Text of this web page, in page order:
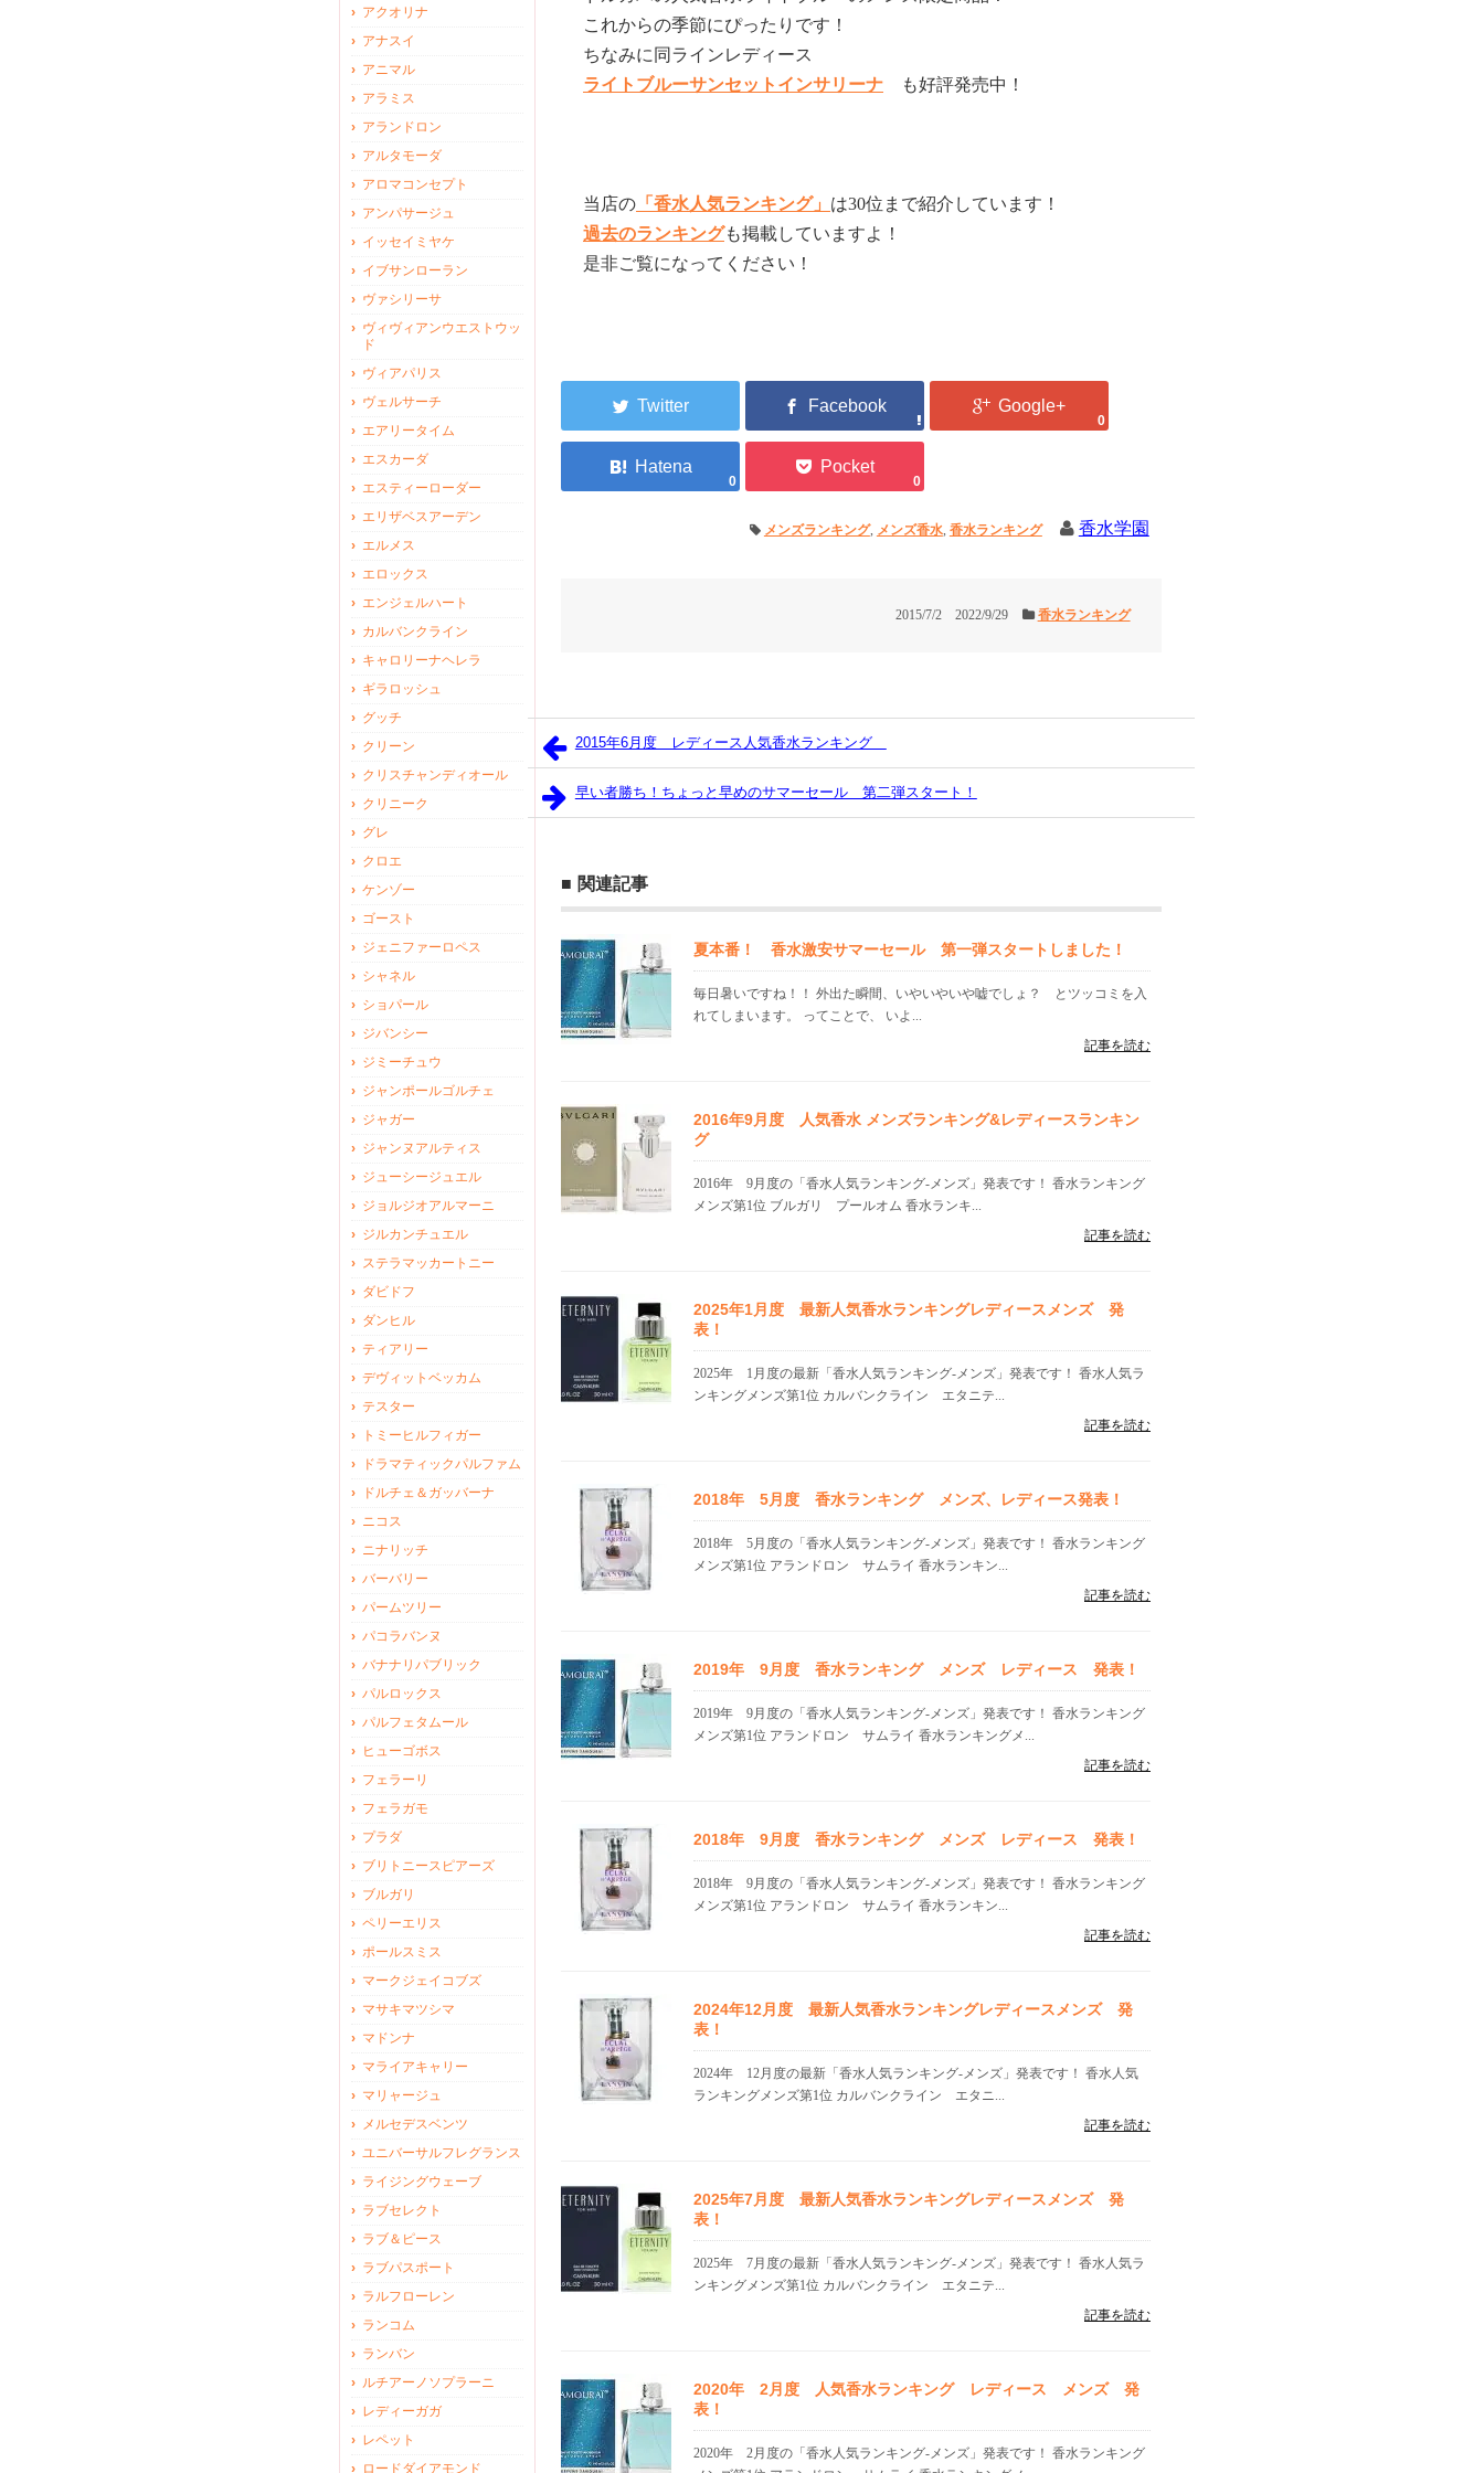
これからの季節にぴったりです！
ちなみに同ラインレディース
ライトブルーサンセットインサリーナ も好評発売中！
当店の 「香水人気ランキング」 は30位まで紹介しています！
過去のランキングも掲載していますよ！
是非ご覧になってください！
0
0 0
メンズランキング, メンズ香水, 香水ランキング 香水学園
2015/7/2 2022/9/29 香水ランキング
2015年6月度 レディース人気香水ランキング
早い者勝ち！ちょっと早めのサマーセール 第二弾スタート！
関連記事
夏本番！ 香水激安サマーセール 第一弾スタートしました！
毎日暑いですね！！ 外出た瞬間、いやいやいや嘘でしょ？ とツッコミを入
れてしまいます。 ってことで、 いよ...
記事を読む
2016年9月度 人気香水 メンズランキング&レディースランキン
グ
2016年 9月度の「香水人気ランキング-メンズ」発表です！ 香水ランキング
メンズ第1位 ブルガリ プールオム 香水ランキ...
記事を読む
2025年1月度 最新人気香水ランキングレディースメンズ 発
表！
2025年 1月度の最新「香水人気ランキング-メンズ」発表です！ 香水人気ラ
ンキングメンズ第1位 カルバンクライン エタニテ...
記事を読む
2018年 5月度 香水ランキング メンズ、レディース発表！
2018年 5月度の「香水人気ランキング-メンズ」発表です！ 香水ランキング
メンズ第1位 アランドロン サムライ 香水ランキン...
記事を読む
2019年 9月度 香水ランキング メンズ レディース 発表！
2019年 9月度の「香水人気ランキング-メンズ」発表です！ 香水ランキング
メンズ第1位 アランドロン サムライ 香水ランキングメ...
記事を読む
2018年 9月度 香水ランキング メンズ レディース 発表！
2018年 9月度の「香水人気ランキング-メンズ」発表です！ 香水ランキング
メンズ第1位 アランドロン サムライ 香水ランキン...
記事を読む
2024年12月度 最新人気香水ランキングレディースメンズ 発
表！
2024年 12月度の最新「香水人気ランキング-メンズ」発表です！ 香水人気
ランキングメンズ第1位 カルバンクライン エタニ...
記事を読む
2025年7月度 最新人気香水ランキングレディースメンズ 発
表！
2025年 7月度の最新「香水人気ランキング-メンズ」発表です！ 香水人気ラ
ンキングメンズ第1位 カルバンクライン エタニテ...
記事を読む
2020年 2月度 人気香水ランキング レディース メンズ 発
表！
2020年 2月度の「香水人気ランキング-メンズ」発表です！ 香水ランキング
アクオリナ
アナスイ
アニマル
アラミス
アランドロン
アルタモーダ
アロマコンセプト
アンパサージュ
イッセイミヤケ
イブサンローラン
ヴァシリーサ
ヴィヴィアンウエストウッ
ド
ヴィアパリス
ヴェルサーチ
エアリータイム
エスカーダ
エスティーローダー
エリザベスアーデン
エルメス
エロックス
エンジェルハート
カルバンクライン
キャロリーナヘレラ
ギラロッシュ
グッチ
クリーン
クリスチャンディオール
クリニーク
グレ
クロエ
ケンゾー
ゴースト
ジェニファーロペス
シャネル
ショパール
ジバンシー
ジミーチュウ
ジャンポールゴルチェ
ジャガー
ジャンヌアルティス
ジューシージュエル
ジョルジオアルマーニ
ジルカンチュエル
ステラマッカートニー
ダビドフ
ダンヒル
ティアリー
デヴィットベッカム
テスター
トミーヒルフィガー
ドラマティックパルファム
ドルチェ＆ガッバーナ
ニコス
ニナリッチ
バーバリー
パームツリー
パコラバンヌ
バナナリパブリック
パルロックス
パルフェタムール
ヒューゴボス
フェラーリ
フェラガモ
プラダ
ブリトニースピアーズ
ブルガリ
ペリーエリス
ポールスミス
マークジェイコブズ
マサキマツシマ
マドンナ
マライアキャリー
マリャージュ
メルセデスベンツ
ユニバーサルフレグランス
ライジングウェーブ
ラブセレクト
ラブ＆ピース
ラブパスポート
ラルフローレン
ランコム
ランバン
ルチアーノソプラーニ
レディーガガ
レペット
ロードダイアモンド